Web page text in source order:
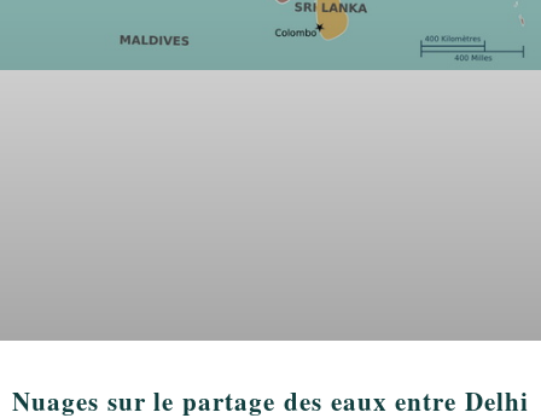
Nuages sur le partage des eaux entre Delhi